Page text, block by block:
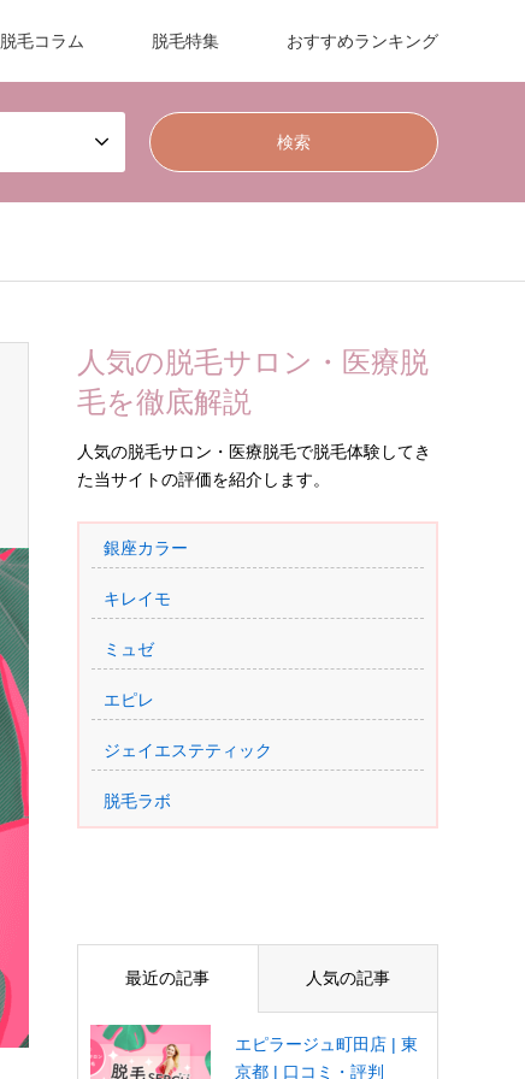
脱毛コラム 脱毛特集 おすすめランキング
人気の脱毛サロン・医療脱
毛を徹底解説
人気の脱毛サロン・医療脱毛で脱毛体験してき
た当サイトの評価を紹介します。
銀座カラー
キレイモ
ミュゼ
エピレ
ジェイエステティック
脱毛ラボ
最近の記事 人気の記事
エピラージュ町田店 | 東
京都 | 口コミ・評判